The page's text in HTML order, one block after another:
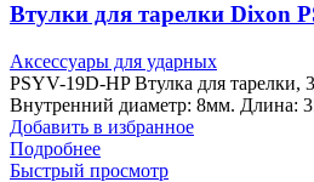
Втулки для тарелки Dixon
Аксессуары для ударных
PSYV-19D-HP Втулка для тарелки,
Внутренний диаметр: 8мм. Длина:
Добавить в избранное
Подробнее
Быстрый просмотр